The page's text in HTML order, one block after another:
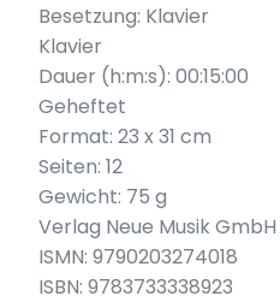
Besetzung: Klavier
Klavier
Dauer (h:m:s): 00:15:00
Geheftet
Format: 23 x 31 cm
Seiten: 12
Gewicht: 75 g
Verlag Neue Musik
ISMN: 9790203274018
ISBN: 9783733338923